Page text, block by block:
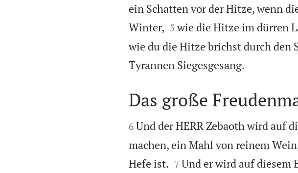
ein Schatten vor der Hitze, wenn
Winter,
5 wie die Hitze im dürren
wie du die Hitze brichst durch den
Tyrannen Siegesgesang.

Das große

6 Und der HERR Zebaoth wird auf
machen, ein Mahl von reinem
Hefe ist.
7 Und er wird auf diesem